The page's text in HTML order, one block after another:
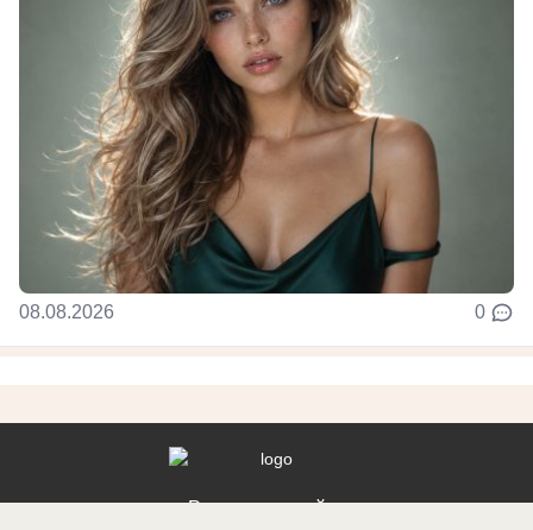
08.08.2026 0
Реклама на сайте